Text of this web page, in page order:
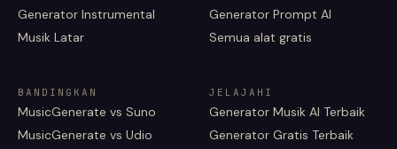
Generator Instrumental
Musik Latar
Generator Prompt AI
Semua alat gratis
BANDINGKAN
MusicGenerate vs Suno
MusicGenerate vs Udio
JELAJAHI
Generator Musik AI Terbaik
Generator Gratis Terbaik